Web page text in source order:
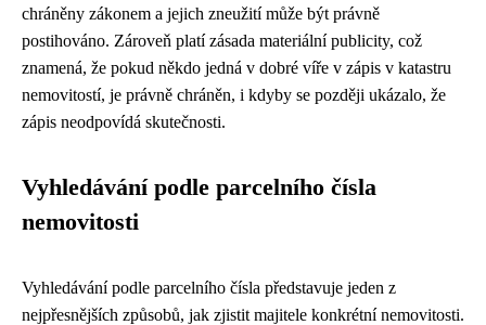
chráněny zákonem a jejich zneužití může být právně
postihováno. Zároveň platí zásada materiální publicity, což
znamená, že pokud někdo jedná v dobré víře v zápis v katastru
nemovitostí, je právně chráněn, i kdyby se později ukázalo, že
zápis neodpovídá skutečnosti.
Vyhledávání podle parcelního čísla
nemovitosti
Vyhledávání podle parcelního čísla představuje jeden z
nejpřesnějších způsobů, jak zjistit majitele konkrétní nemovitosti.